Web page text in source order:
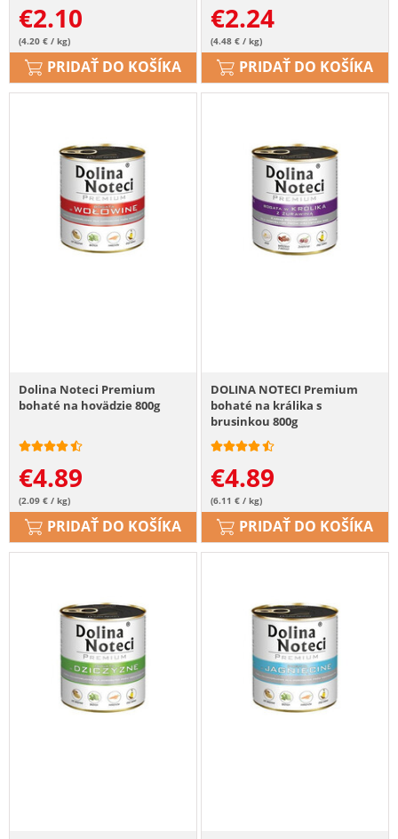
€2.10
(4.20 € / kg)
PRIDAŤ DO KOŠÍKA
€2.24
(4.48 € / kg)
PRIDAŤ DO KOŠÍKA
Dolina Noteci Premium
bohaté na hovädzie 800g
€4.89
(2.09 € / kg)
PRIDAŤ DO KOŠÍKA
DOLINA NOTECI Premium
bohaté na králika s
brusinkou 800g
€4.89
(6.11 € / kg)
PRIDAŤ DO KOŠÍKA